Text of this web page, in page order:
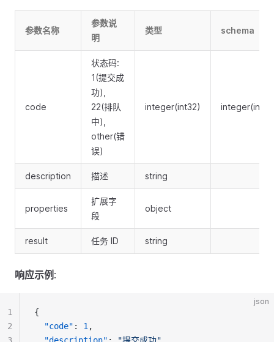
参数名称
参数说
明
类型 schema
code
状态码:
1(提交成
功),
22(排队
中),
other(错
误)
integer(int32)
description 描述 string
properties
扩展字
段
object
result 任务 ID string
响应示例 :
json
{
"code" : 1 ,
1
2